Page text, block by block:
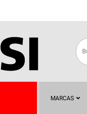
MARCAS